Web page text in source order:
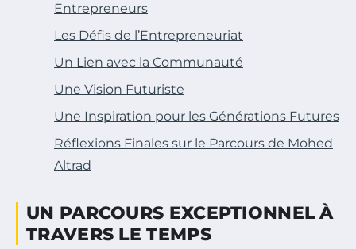
Entrepreneurs
Les Défis de l’Entrepreneuriat
Un Lien avec la Communauté
Une Vision Futuriste
Une Inspiration pour les Générations Futures
Réflexions Finales sur le Parcours de Mohed
Altrad
UN PARCOURS EXCEPTIONNEL À
TRAVERS LE TEMPS